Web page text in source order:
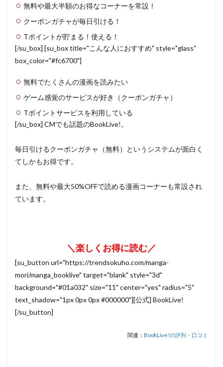
無料や最大半額のお得なコーナーを常設！
クーポンガチャが毎日引ける！
Tポイントが貯まる！使える！
[/su_box] [su_box title="こんな人におすすめ" style="glass"
box_color="#fc6700"]
無料でたくさんの漫画を読みたい
ゲーム感覚のサービスが好き（クーポンガチャ）
Tポイントサービスを利用している
[/su_box] CMでも話題のBookLive!。
毎日引けるクーポンガチャ（無料）というシステムが面白く
てしかもお得です。
また、無料や最大50%OFFで読める漫画コーナーも常設され
ています。
＼楽しくお得に読む／
[su_button url="https://trendsokuho.com/manga-
mori/manga_booklive" target="blank" style="3d"
background="#01a032" size="11" center="yes" radius="5"
text_shadow="1px 0px 0px #000000"][公式] BookLive!
[/su_button]
関連： BookLive!の評判・口コミ